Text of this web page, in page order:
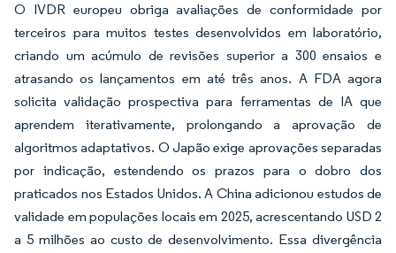
O IVDR europeu obriga avaliações de conformidade por
terceiros para muitos testes desenvolvidos em laboratório,
criando um acúmulo de revisões superior a 300 ensaios e
atrasando os lançamentos em até três anos. A FDA agora
solicita validação prospectiva para ferramentas de IA que
aprendem iterativamente, prolongando a aprovação de
algoritmos adaptativos. O Japão exige aprovações separadas
por indicação, estendendo os prazos para o dobro dos
praticados nos Estados Unidos. A China adicionou estudos de
validade em populações locais em 2025, acrescentando USD 2
a 5 milhões ao custo de desenvolvimento. Essa divergência